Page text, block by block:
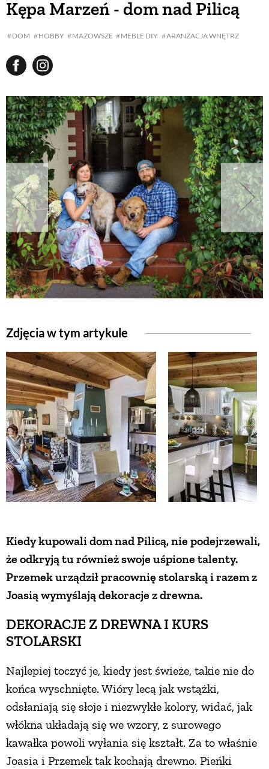
Kępa Marzeń - dom nad Pilicą
DOM HOBBY MAZOWSZE MEBLE DIY ARANŻACJA WNĘTRZ
Zdjęcia w tym artykule
Kiedy kupowali dom nad Pilicą, nie podejrzewali,
że odkryją tu również swoje uśpione talenty.
Przemek urządził pracownię stolarską i razem z
Joasią wymyślają dekoracje z drewna.
DEKORACJE Z DREWNA I KURS
STOLARSKI
Najlepiej toczyć je, kiedy jest świeże, takie nie do
końca wyschnięte. Wióry lecą jak wstążki,
odsłaniają się słoje i niezwykłe kolory, widać, jak
włókna układają się we wzory, z surowego
kawałka powoli wyłania się kształt. Za to właśnie
Joasia i Przemek tak kochają drewno. Pieńki
BUDUJEMY DOM
WARZYWA I OWOCE
ROŚLINY OGRODOWE
PORADY
ZIELEŃ W DOMU
PROJEKTOWANIE OGRODU
NATURALNIE
URODA
NATURALNA APTECZKA
DLA DOMU
EKO ŻYCIE
PRZYRODA
ZWIERZĘTA W NATURZE
GRZYBY
RĘKODZIEŁO
RZEMIOSŁO
ZWYCZAJE